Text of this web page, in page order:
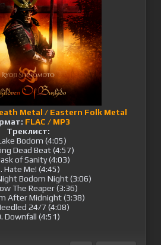
Metal / Eastern Folk Metal
FLAC / MP3
Треклист:
Bodom (4:05)
Dead Beat (4:57)
of Sanity (4:03)
Hate Me! (4:45)
Bodom Night (3:06)
The Reaper (3:36)
After Midnight (3:38)
24/7 (4:08)
Downfall (4:51)